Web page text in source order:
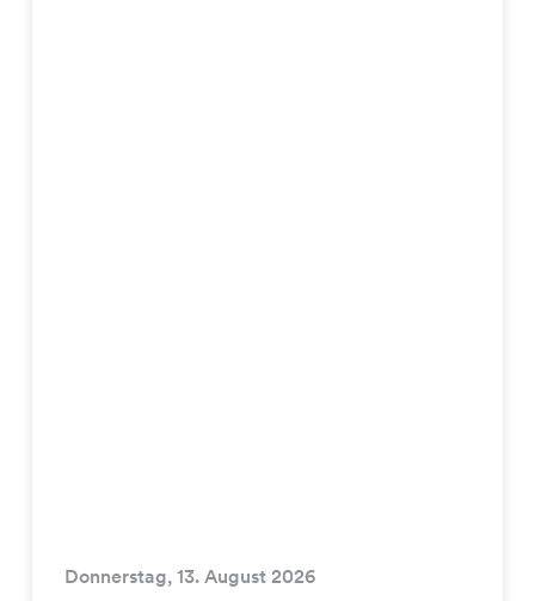
Donnerstag, 13. August 2026